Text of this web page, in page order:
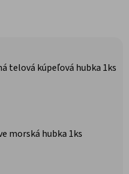
telová kúpeľová hubka 1ks
morská hubka 1ks